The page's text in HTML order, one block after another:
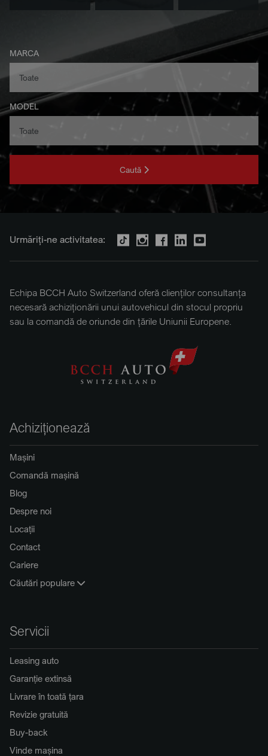
MARCA
MODEL
Caută
Urmăriți-ne activitatea:
Echipa BCCH Auto Switzerland oferă clienților consultanța
necesară achiziționării unui autovehicul din stocul propriu
sau la comandă de oriunde din țările Uniunii Europene.
Achiziționează
Mașini
Comandă mașină
Blog
Despre noi
Locații
Contact
Cariere
Căutări populare
Servicii
Leasing auto
Garanție extinsă
Livrare în toată țara
Revizie gratuită
Buy-back
Vinde mașina